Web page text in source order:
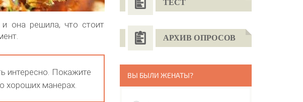
и она решила, что стоит
интересно. Покажите
хороших манерах.
ТЕСТ
АРХИВ ОПРОСОВ
ВЫ БЫЛИ ЖЕНАТЫ?